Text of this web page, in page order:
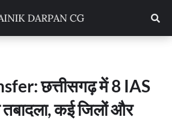
छत्तीसगढ़ में 8 IAS
तबादला, कई जिलों और